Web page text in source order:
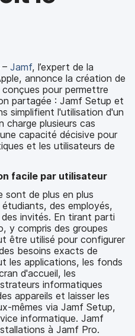
– Jamf, l’expert de la
annonce la création de
pour permettre
partagée : Jamf Setup et
simplifient l'utilisation d'un
charge plusieurs cas
capacité décisive pour
et les utilisateurs de
facile par utilisateur
sont de plus en plus
des employés,
invités. En tirant parti
y compris des groupes
être utilisé pour configurer
besoins exacts de
les applications, les fonds
d'accueil, les
informatiques
appareils et laisser les
mêmes via Jamf Setup,
informatique. Jamf
à Jamf Pro.